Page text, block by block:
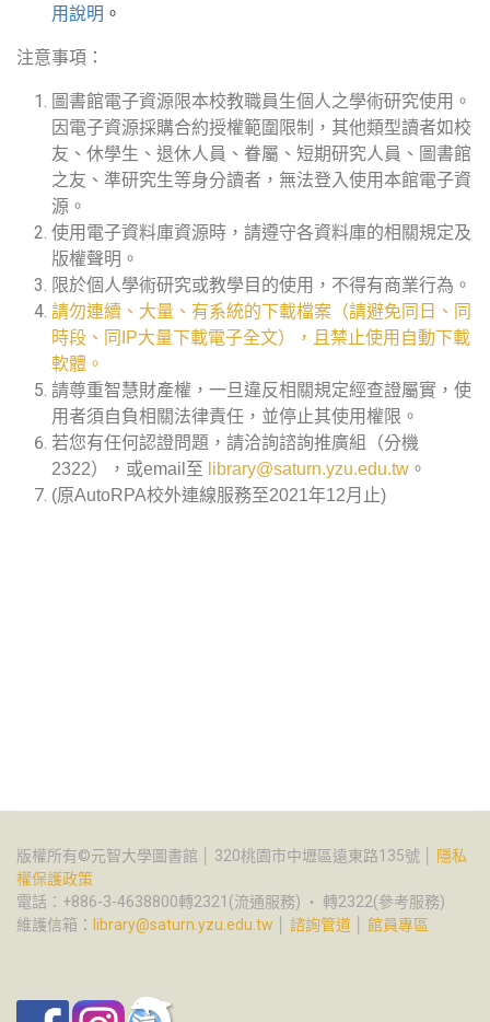
用說明 。
注意事項：
圖書館電子資源限本校教職員生個人之學術研究使用。
因電子資源採購合約授權範圍限制，其他類型讀者如校
友、休學生、退休人員、眷屬、短期研究人員、圖書館
之友、準研究生等身分讀者，無法登入使用本館電子資
源。
使用電子資料庫資源時，請遵守各資料庫的相關規定及
版權聲明。
限於個人學術研究或教學目的使用，不得有商業行為。
請勿連續、大量、有系統的下載檔案（請避免同日、同
時段、同IP大量下載電子全文），且禁止使用自動下載
軟體。
請尊重智慧財產權，一旦違反相關規定經查證屬實，使
用者須自負相關法律責任，並停止其使用權限。
若您有任何認證問題，請洽詢諮詢推廣組（分機
2322），或email至 library@saturn.yzu.edu.tw 。
(原AutoRPA校外連線服務至2021年12月止)
版權所有©元智大學圖書館 │ 320桃園市中壢區遠東路135號 │
隱私
權保護政策
電話：+886-3-4638800轉2321(流通服務) ‧ 轉2322(參考服務)
維護信箱： library@saturn.yzu.edu.tw 諮詢管道 館員專區